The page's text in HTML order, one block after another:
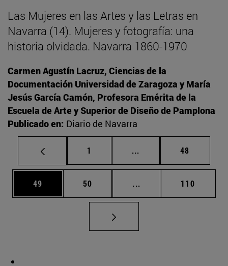
Las Mujeres en las Artes y las Letras en
Navarra (14). Mujeres y fotografía: una
historia olvidada. Navarra 1860-1970
Carmen Agustín Lacruz, Ciencias de la
Documentación Universidad de Zaragoza y María
Jesús García Camón, Profesora Emérita de la
Escuela de Arte y Superior de Diseño de Pamplona
Publicado en: Diario de Navarra
Página
1 ... Páginas intermedias
Página
48
Página
49 Página
50 ... Páginas intermedias
Página
110